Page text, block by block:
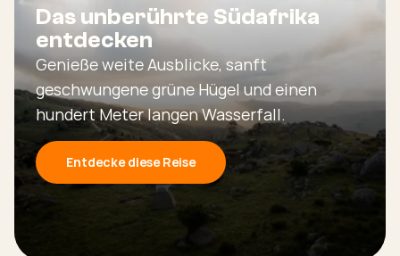
Das unberührte Südafrika
entdecken
Genieße weite Ausblicke, sanft
geschwungene grüne Hügel und einen
hundert Meter langen Wasserfall.
Entdecke diese Reise